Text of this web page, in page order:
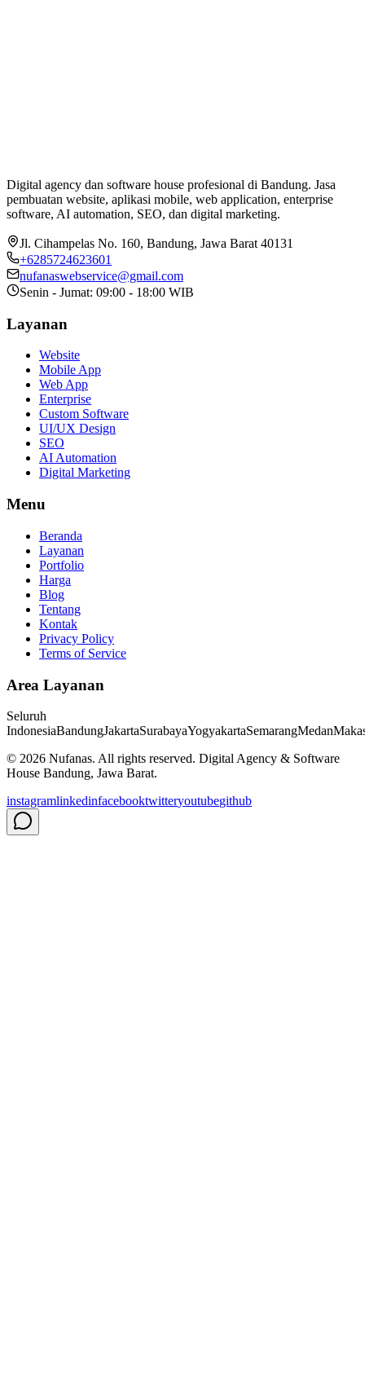
Digital agency dan software house profesional di Bandung. Jasa
pembuatan website, aplikasi mobile, web application, enterprise
software, AI automation, SEO, dan digital marketing.
Jl. Cihampelas No. 160, Bandung, Jawa Barat 40131
+6285724623601
nufanaswebservice@gmail.com
Senin - Jumat: 09:00 - 18:00 WIB
Layanan
Website
Mobile App
Web App
Enterprise
Custom Software
UI/UX Design
SEO
AI Automation
Digital Marketing
Menu
Beranda
Layanan
Portfolio
Harga
Blog
Tentang
Kontak
Privacy Policy
Terms of Service
Area Layanan
Seluruh
IndonesiaBandungJakartaSurabayaYogyakartaSemarangMedan
© 2026 Nufanas. All rights reserved. Digital Agency & Software
House Bandung, Jawa Barat.
instagramlinkedinfacebooktwitteryoutubegithub